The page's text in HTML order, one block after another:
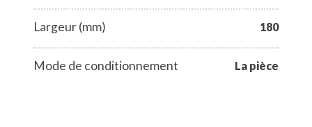
Largeur (mm) 180
Mode de conditionnement La pièce